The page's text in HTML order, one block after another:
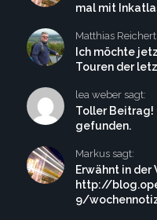
mal mit
Matthias
Ich möchte
Touren der
lea weber sagt:
Toller Beitrag!
gefunden.
Markus sagt:
Erwähnt in der
http://
9/